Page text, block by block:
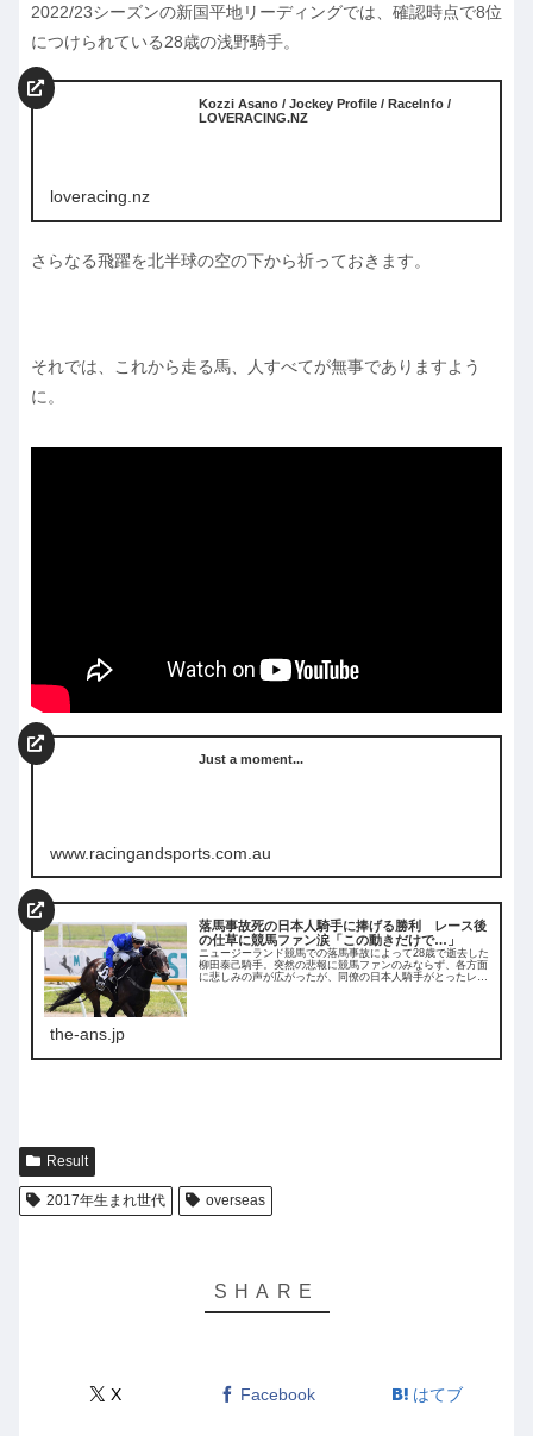
2022/23シーズンの新国平地リーディングでは、確認時点で8位
につけられている28歳の浅野騎手。
Kozzi Asano / Jockey Profile / RaceInfo /
LOVERACING.NZ
loveracing.nz
さらなる飛躍を北半球の空の下から祈っておきます。
それでは、これから走る馬、人すべてが無事でありますよう
に。
Just a moment...
www.racingandsports.com.au
落馬事故死の日本人騎手に捧げる勝利 レース後
の仕草に競馬ファン涙「この動きだけで…」
ニュージーランド競馬での落馬事故によって28歳で逝去した
柳田泰己騎手。突然の悲報に競馬ファンのみならず、各方面
に悲しみの声が広がったが、同僚の日本人騎手がとったレー
the-ans.jp
Result
2017年生まれ世代 overseas
X Facebook はてブ